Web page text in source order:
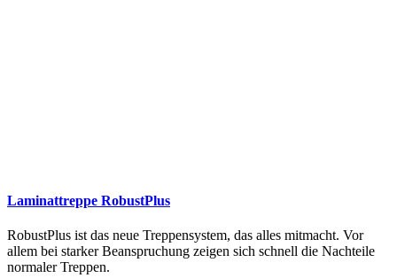
Laminattreppe RobustPlus
RobustPlus ist das neue Treppensystem, das alles mitmacht. Vor
allem bei starker Beanspruchung zeigen sich schnell die Nachteile
normaler Treppen.